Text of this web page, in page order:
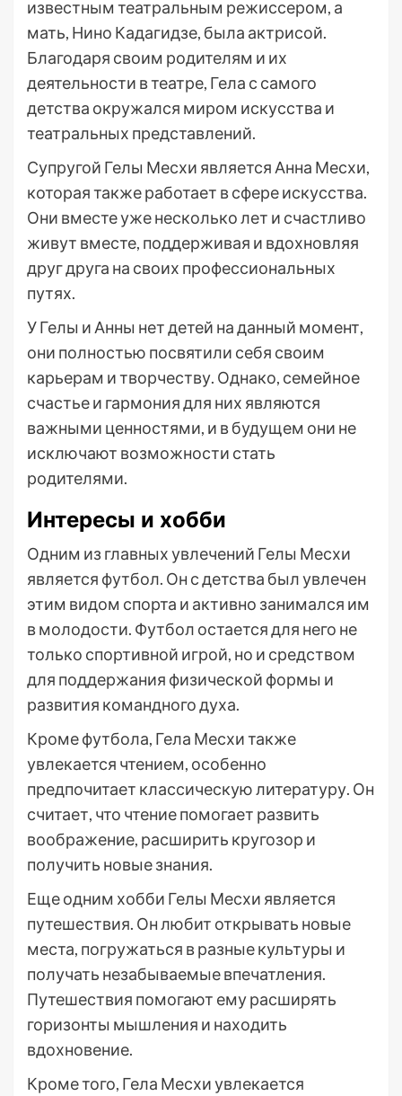
известным театральным режиссером, а
мать, Нино Кадагидзе, была актрисой.
Благодаря своим родителям и их
деятельности в театре, Гела с самого
детства окружался миром искусства и
театральных представлений.
Супругой Гелы Месхи является Анна Месхи,
которая также работает в сфере искусства.
Они вместе уже несколько лет и счастливо
живут вместе, поддерживая и вдохновляя
друг друга на своих профессиональных
путях.
У Гелы и Анны нет детей на данный момент,
они полностью посвятили себя своим
карьерам и творчеству. Однако, семейное
счастье и гармония для них являются
важными ценностями, и в будущем они не
исключают возможности стать
родителями.
Интересы и хобби
Одним из главных увлечений Гелы Месхи
является футбол. Он с детства был увлечен
этим видом спорта и активно занимался им
в молодости. Футбол остается для него не
только спортивной игрой, но и средством
для поддержания физической формы и
развития командного духа.
Кроме футбола, Гела Месхи также
увлекается чтением, особенно
предпочитает классическую литературу. Он
считает, что чтение помогает развить
воображение, расширить кругозор и
получить новые знания.
Еще одним хобби Гелы Месхи является
путешествия. Он любит открывать новые
места, погружаться в разные культуры и
получать незабываемые впечатления.
Путешествия помогают ему расширять
горизонты мышления и находить
вдохновение.
Кроме того, Гела Месхи увлекается